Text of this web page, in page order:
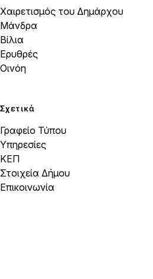
Χαιρετισμός του Δημάρχου
Μάνδρα
Βίλια
Ερυθρές
Οινόη
Σχετικά
Γραφείο Τύπου
Υπηρεσίες
ΚΕΠ
Στοιχεία Δήμου
Επικοινωνία